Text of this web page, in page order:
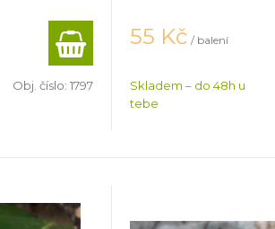
Obj. číslo: 1797
55 Kč / balení
Skladem – do 48h u
tebe